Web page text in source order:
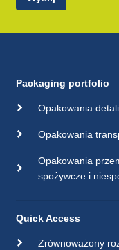
Packaging portfolio
Opakowania
Opakowania
Opakowania
spożywcze i
Quick Access
Zrównoważony